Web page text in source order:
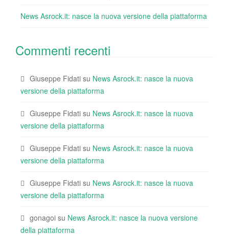
News Asrock.it: nasce la nuova versione della piattaforma
Commenti recenti
Giuseppe Fidati su News Asrock.it: nasce la nuova
versione della piattaforma
Giuseppe Fidati su News Asrock.it: nasce la nuova
versione della piattaforma
Giuseppe Fidati su News Asrock.it: nasce la nuova
versione della piattaforma
Giuseppe Fidati su News Asrock.it: nasce la nuova
versione della piattaforma
gonagoi su News Asrock.it: nasce la nuova versione
della piattaforma